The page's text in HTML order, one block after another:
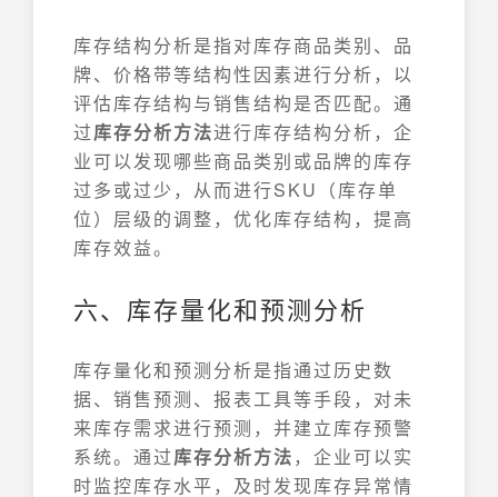
库存结构分析是指对库存商品类别、品
牌、价格带等结构性因素进行分析，以
评估库存结构与销售结构是否匹配。通
过库存分析方法进行库存结构分析，企
业可以发现哪些商品类别或品牌的库存
过多或过少，从而进行SKU（库存单
位）层级的调整，优化库存结构，提高
库存效益。
六、库存量化和预测分析
库存量化和预测分析是指通过历史数
据、销售预测、报表工具等手段，对未
来库存需求进行预测，并建立库存预警
系统。通过库存分析方法 ，企业可以实
时监控库存水平，及时发现库存异常情